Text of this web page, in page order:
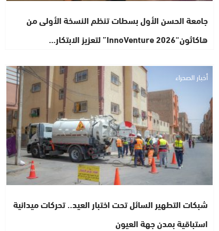
جامعة الحسن الأول بسطات تنظم النسخة الأولى من
هاكاثون“InnoVenture 2026” لتعزيز الابتكار…
أخبار الصحراء
شبكات التطهير السائل تحت اختبار العيد.. تحركات ميدانية
استباقية بمدن جهة العيون